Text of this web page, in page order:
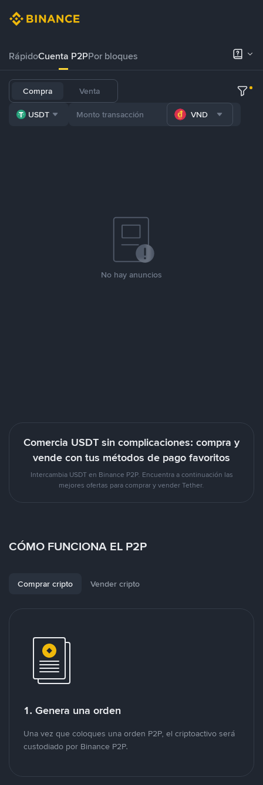
RápidoCuenta P2PPor bloques
Compra Venta
USDT VND
No hay anuncios
Comercia USDT sin complicaciones: compra y
vende con tus métodos de pago favoritos
Intercambia USDT en Binance P2P. Encuentra a continuación las
mejores ofertas para comprar y vender Tether.
CÓMO FUNCIONA EL P2P
Comprar cripto Vender cripto
1. Genera una orden
Una vez que coloques una orden P2P, el criptoactivo será
custodiado por Binance P2P.